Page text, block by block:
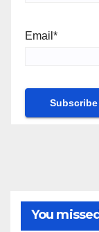
Email*
You missed